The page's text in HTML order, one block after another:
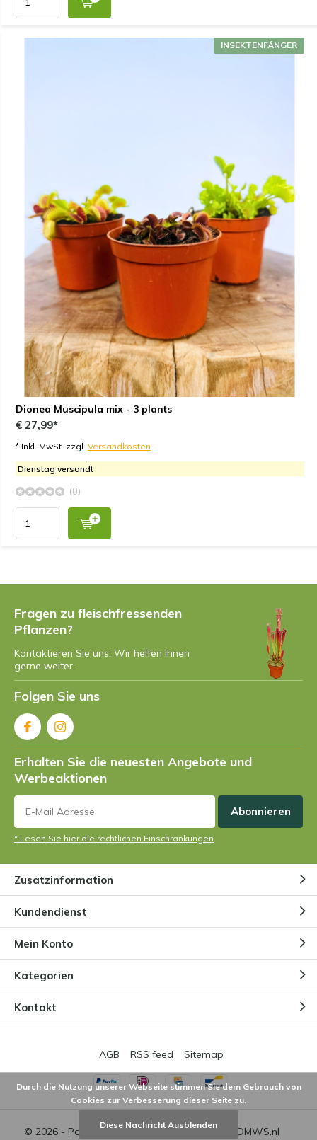
Dionea Muscipula mix - 3 plants
INSEKTENFÄNGER
€ 27,99*
* Inkl. MwSt. zzgl. Versandkosten
Dienstag versandt
(0)
Fragen zu fleischfressenden
Pflanzen?
Kontaktieren Sie uns: Wir helfen Ihnen
gerne weiter.
Folgen Sie uns
Erhalten Sie die neuesten Angebote und
Werbeaktionen
Abonnieren
* Lesen Sie hier die rechtlichen Einschränkungen
Zusatzinformation
Kundendienst
Mein Konto
Kategorien
Kontakt
© 2026 - Powered byLightspeed- Theme by DMWS.nl
AGB RSS feed Sitemap
Durch die Nutzung unserer Webseite stimmen Sie dem Gebrauch von
Cookies zur Verbesserung dieser Seite zu.
Diese Nachricht Ausblenden